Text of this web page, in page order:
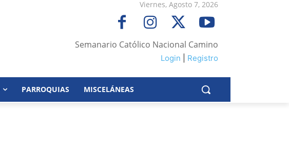
Viernes, Agosto 7, 2026
Semanario Católico Nacional Camino
Login Registro
PARROQUIAS MISCELÁNEAS